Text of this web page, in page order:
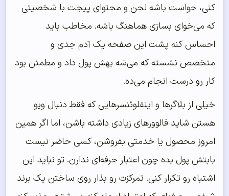
کنی، حواست باشه لحن و محتوای پیجت با شخصیتی
که می‌خوای بسازی هماهنگ باشه. مخاطب باید
احساس کنه پشت این صفحه یک آدم جدی و
متخصص نشسته که می‌شه بهش پول داد و مطمئن بود
کار رو درست انجام می‌ده.
خیلی از بلاگرها و اینفلوئنسرهایی که فقط دنبال ویو
هستن شاید فالوورهای زیادی داشته باشن، اما اگر همین
امروز محصول یا خدمتی بفروشن، کسی حاضر نیست
بابتش پول بده چون اعتبار حرفه‌ای ندارن. تو نباید این
اشتباه رو تکرار کنی. تمرکزت رو بذار روی ساختن یک برند